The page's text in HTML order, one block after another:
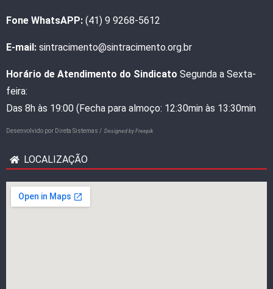
Fone WhatsAPP: (41) 9 9268-5612
E-mail: sintracimento@sintracimento.org.br
Horário de Atendimento do Sindicato Segunda a Sexta-
feira:
Das 8h às 19:00 (Fecha para almoço: 12:30min às 13:30min
Desenvolvido por Direta Sistemas / Designed by Freepik
LOCALIZAÇÃO